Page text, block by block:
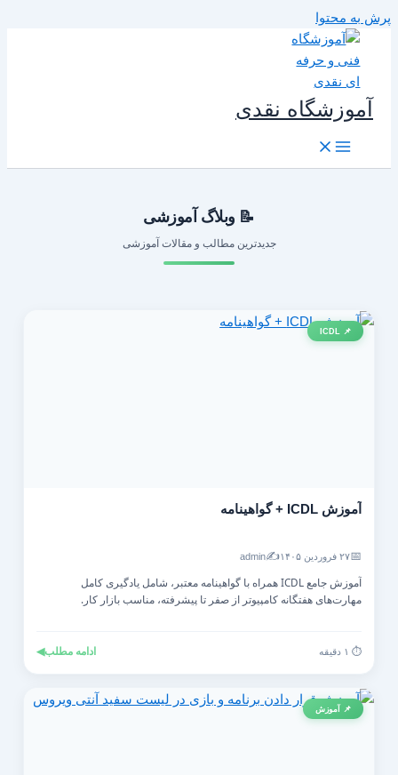
به محتوا
آموزشگاه نقدی
📝 وبلاگ آموزشی
جدیدترین مطالب و مقالات آموزشی
📌 ICDL
آموزش ICDL + گواهینامه
۲۷ فروردین ۱۴۰۵ ✍️
admin
آموزش جامع ICDL همراه با گواهینامه معتبر، شامل یادگیری کامل
مهارت‌های هفتگانه کامپیوتر از صفر تا پیشرفته، مناسب بازار کار.
ادامه مطلب◀
📌 آموزش